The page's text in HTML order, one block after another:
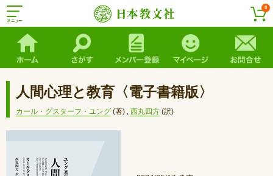
0
人間心理と教育〈電子書籍版〉
カール・グスターフ・ユング (著) , 西丸四方 (訳)